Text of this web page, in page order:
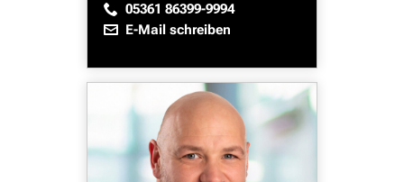
05361 86399-9994
E-Mail schreiben